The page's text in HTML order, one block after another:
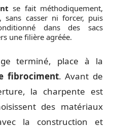
se fait méthodiquement,
sans casser ni forcer, puis
dans des sacs
une filière agréée.
terminé, place à la
fibrociment. Avant de
la charpente est
des matériaux
la construction et